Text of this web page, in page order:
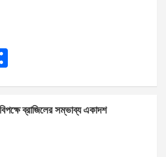
e ব্রাজিলের সম্ভাব্য একাদশ